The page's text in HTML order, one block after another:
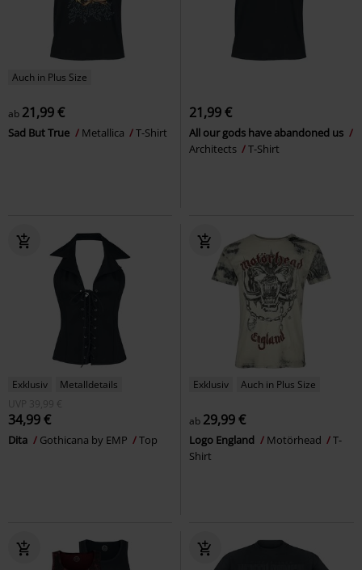
Auch in Plus Size
ab 21,99 €
Sad But True Metallica T-Shirt
21,99 €
All our gods have abandoned us
Architects
T-Shirt
Exklusiv
Metalldetails
UVP
39,99 €
34,99 €
Dita Gothicana by EMP Top
Exklusiv Auch in Plus Size
ab 29,99 €
Logo England Motörhead
T-
Shirt